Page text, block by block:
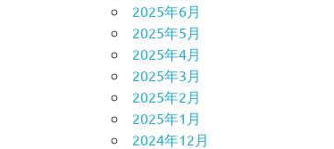
2025年6月
2025年5月
2025年4月
2025年3月
2025年2月
2025年1月
2024年12月